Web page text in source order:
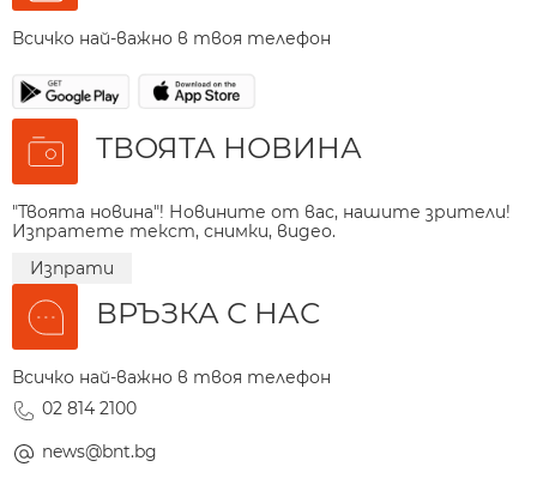
Всичко най-важно в твоя телефон
ТВОЯТА НОВИНА
"Твоята новина"! Новините от вас, нашите зрители!
Изпратете текст, снимки, видео.
Изпрати
ВРЪЗКА С НАС
Всичко най-важно в твоя телефон
02 814 2100
news@bnt.bg